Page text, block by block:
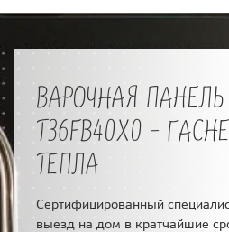
ВАРОЧНАЯ ПАНЕЛЬ
T36FB40X0 -
ТЕПЛА
Сертифицированный
выезд на дом в кратчайшие